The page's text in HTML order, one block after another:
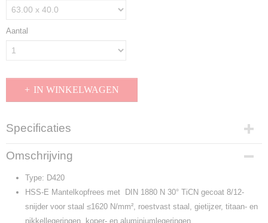
Aantal
IN WINKELWAGEN
Specificaties
Productcode
D420
Omschrijving
Type: D420
HSS-E Mantelkopfrees met DIN 1880 N 30° TiCN gecoat 8/12-
snijder voor staal ≤1620 N/mm², roestvast staal, gietijzer, titaan- en
nikkellegeringen, koper- en aluminiumlegeringen